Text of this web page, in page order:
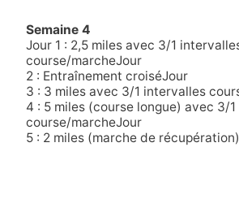
Semaine 4
Jour 1 : 2,5 miles avec 3/1
course/marcheJour
2 : Entraînement croiséJour
3 : 3 miles avec 3/1 intervalles
4 : 5 miles (course longue) avec 3/
course/marcheJour
5 : 2 miles (marche de récupération)